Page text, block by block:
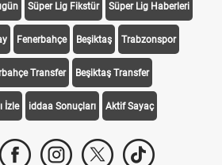
Canlı Anlatım At Yarışı
Süper Lig Fikstür Süper Lig Haberleri
Fenerbahçe Beşiktaş Trabzonspor
Transfer Beşiktaş Transfer
İzle iddaa Sonuçları Aktif Sayaç